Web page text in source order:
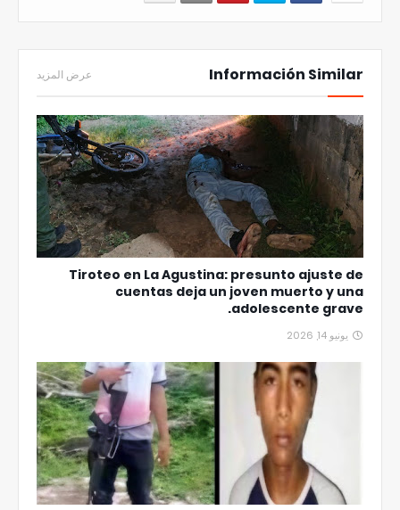
Información Similar عرض المزيد
Tiroteo en La Agustina: presunto ajuste de
cuentas deja un joven muerto y una
adolescente grave.
يونيو 14, 2026